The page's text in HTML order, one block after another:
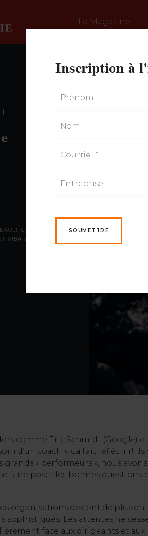
Le Magazine
CRHA
MBA, PCC
comme Éric Schmidt (Google)
d’un coach », ça fait réfléchir!
grands « performeurs », nous
faire poser les bonnes questions
organisations devient de plus
sophistiqués. Les attentes ne
face aux dirigeants et aux
Inscription à
SOUMETTRE